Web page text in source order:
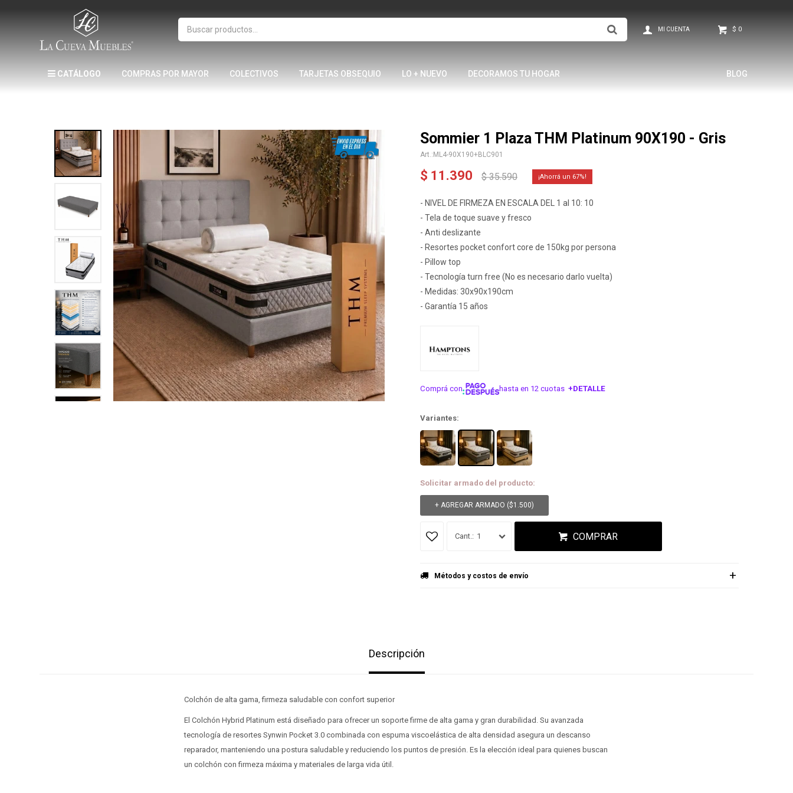
CATÁLOGO COMPRAS POR MAYOR COLECTIVOS TARJETAS OBSEQUIO LO + NUEVO DECORAMOS TU HOGAR BLOG
$ 0
Sommier 1 Plaza THM Platinum 90X190 - Gris
ML4-90X190+BLC901
$ 11.390 $ 35.590 67
- NIVEL DE FIRMEZA EN ESCALA DEL 1 al 10: 10
- Tela de toque suave y fresco
- Anti deslizante
- Resortes pocket confort core de 150kg por persona
- Pillow top
- Tecnología turn free (No es necesario darlo vuelta)
- Medidas: 30x90x190cm
- Garantía 15 años
Comprá con hasta en 12 cuotas +DETALLE
Variantes:
Solicitar armado del producto:
+ AGREGAR ARMADO ($1.500)
1 COMPRAR
Métodos y costos de envío
Descripción
Colchón de alta gama, firmeza saludable con confort superior
El Colchón Hybrid Platinum está diseñado para ofrecer un soporte firme de alta gama y gran durabilidad. Su avanzada
tecnología de resortes Synwin Pocket 3.0 combinada con espuma viscoelástica de alta densidad asegura un descanso
reparador, manteniendo una postura saludable y reduciendo los puntos de presión. Es la elección ideal para quienes buscan
un colchón con firmeza máxima y materiales de larga vida útil.